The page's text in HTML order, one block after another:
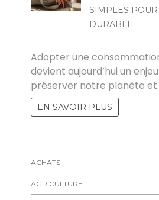
SIMPLES
DURABLE
Adopter une
devient aujourd’hui un
préserver notre planète et
EN SAVOIR PLUS
ACHATS
AGRICULTURE